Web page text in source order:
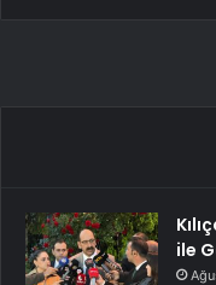
ile